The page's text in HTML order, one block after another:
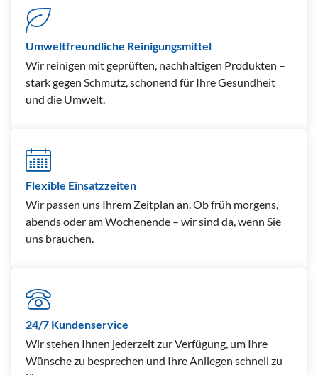
Umweltfreundliche Reinigungsmittel
Wir reinigen mit geprüften, nachhaltigen Produkten –
stark gegen Schmutz, schonend für Ihre Gesundheit
und die Umwelt.
Flexible Einsatzzeiten
Wir passen uns Ihrem Zeitplan an. Ob früh morgens,
abends oder am Wochenende – wir sind da, wenn Sie
uns brauchen.
24/7 Kundenservice
Wir stehen Ihnen jederzeit zur Verfügung, um Ihre
Wünsche zu besprechen und Ihre Anliegen schnell zu